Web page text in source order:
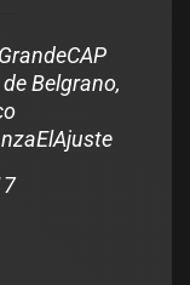
Belgrano,